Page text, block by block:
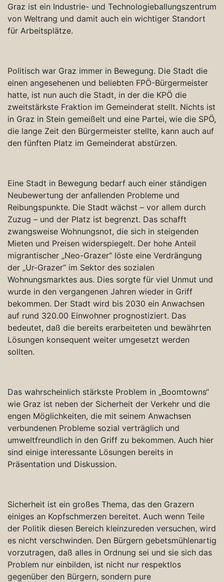
Graz ist ein Industrie- und Technologieballungszentrum
von Weltrang und damit auch ein wichtiger Standort
für Arbeitsplätze.
Politisch war Graz immer in Bewegung. Die Stadt die
einen angesehenen und beliebten FPÖ-Bürgermeister
hatte, ist nun auch die Stadt, in der die KPÖ die
zweitstärkste Fraktion im Gemeinderat stellt. Nichts ist
in Graz in Stein gemeißelt und eine Partei, wie die SPÖ,
die lange Zeit den Bürgermeister stellte, kann auch auf
den fünften Platz im Gemeinderat abstürzen.
Eine Stadt in Bewegung bedarf auch einer ständigen
Neubewertung der anfallenden Probleme und
Reibungspunkte. Die Stadt wächst – vor allem durch
Zuzug – und der Platz ist begrenzt. Das schafft
zwangsweise Wohnungsnot, die sich in steigenden
Mieten und Preisen widerspiegelt. Der hohe Anteil
migrantischer „Neo-Grazer“ löste eine Verdrängung
der „Ur-Grazer“ im Sektor des sozialen
Wohnungsmarktes aus. Dies sorgte für viel Unmut und
wurde in den vergangenen Jahren wieder in Griff
bekommen. Der Stadt wird bis 2030 ein Anwachsen
auf rund 320.00 Einwohner prognostiziert. Das
bedeutet, daß die bereits erarbeiteten und bewährten
Lösungen konsequent weiter umgesetzt werden
sollten.
Das wahrscheinlich stärkste Problem in „Boomtowns“
wie Graz ist neben der Sicherheit der Verkehr und die
engen Möglichkeiten, die mit seinem Anwachsen
verbundenen Probleme sozial verträglich und
umweltfreundlich in den Griff zu bekommen. Auch hier
sind einige interessante Lösungen bereits in
Präsentation und Diskussion.
Sicherheit ist ein großes Thema, das den Grazern
einiges an Kopfschmerzen bereitet. Auch wenn Teile
der Politik diesen Bereich kleinzureden versuchen, wird
es nicht verschwinden. Den Bürgern gebetsmühlenartig
vorzutragen, daß alles in Ordnung sei und sie sich das
Problem nur einbilden, ist nicht nur respektlos
gegenüber den Bürgern, sondern pure